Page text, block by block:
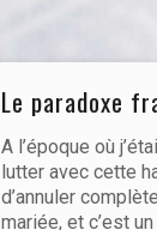
Le paradoxe
A l’époque où
lutter avec cette
d’annuler
mariée, et c’est